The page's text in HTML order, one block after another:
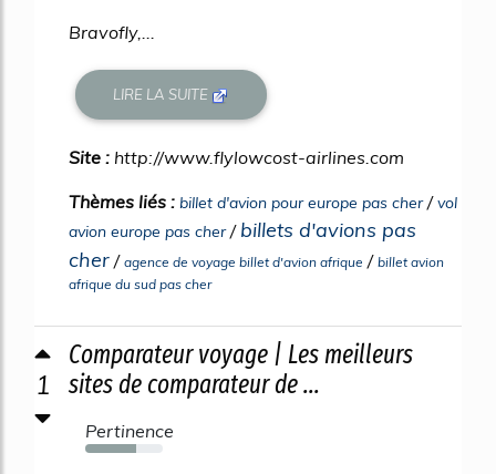
Bravofly,...
LIRE LA SUITE
Site : http://www.flylowcost-airlines.com
Thèmes liés : billet d'avion pour europe pas cher/vol
avion europe pas cher/ billets d'avions pas
cher / agence de voyage billet d'avion afrique / billet avion
afrique du sud pas cher
1
Comparateur voyage | Les meilleurs
sites de comparateur de ...
Pertinence
65%